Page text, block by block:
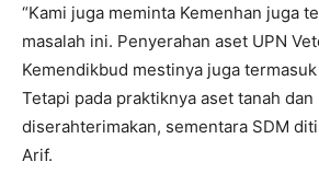
“Kami juga meminta Kemenhan juga
masalah ini. Penyerahan aset UPN
Kemendikbud mestinya juga
Tetapi pada praktiknya aset tanah
diserahterimakan, sementara SDM
Arif.